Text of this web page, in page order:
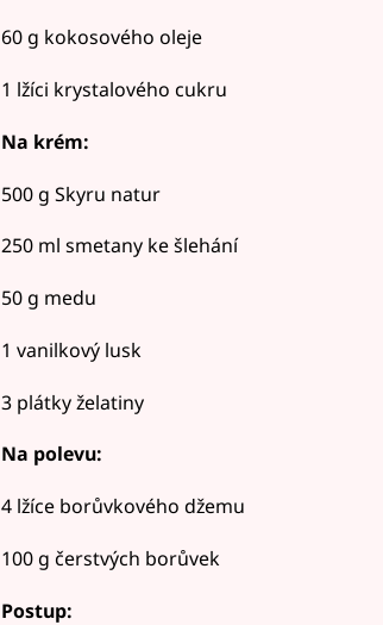
60 g kokosového oleje
1 lžíci krystalového cukru
Na krém:
500 g Skyru natur
250 ml smetany ke šlehání
50 g medu
1 vanilkový lusk
3 plátky želatiny
Na polevu:
4 lžíce borůvkového džemu
100 g čerstvých borůvek
Postup: